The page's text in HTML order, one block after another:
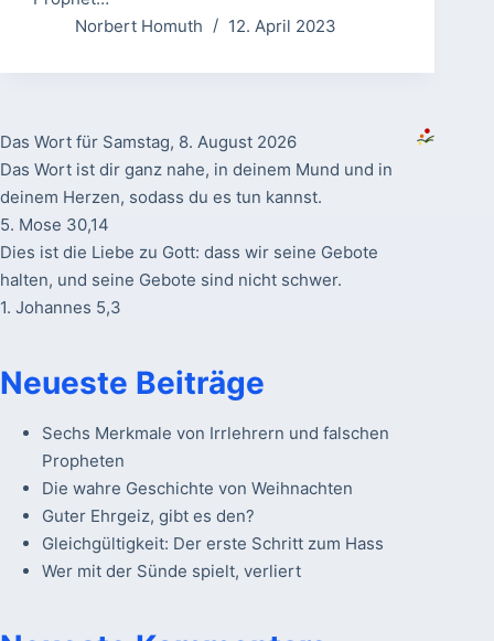
Norbert Homuth
12. April 2023
Das Wort für Samstag, 8. August 2026
Das Wort ist dir ganz nahe, in deinem Mund und in
deinem Herzen, sodass du es tun kannst.
5. Mose 30,14
Dies ist die Liebe zu Gott: dass wir seine Gebote
halten, und seine Gebote sind nicht schwer.
1. Johannes 5,3
Neueste Beiträge
Sechs Merkmale von Irrlehrern und falschen
Propheten
Die wahre Geschichte von Weihnachten
Guter Ehrgeiz, gibt es den?
Gleichgültigkeit: Der erste Schritt zum Hass
Wer mit der Sünde spielt, verliert